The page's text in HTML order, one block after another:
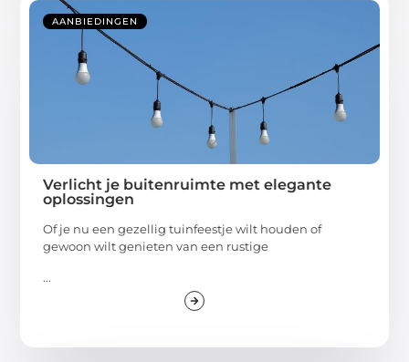
AANBIEDINGEN
Verlicht je buitenruimte met elegante
oplossingen
Of je nu een gezellig tuinfeestje wilt houden of
gewoon wilt genieten van een rustige
...